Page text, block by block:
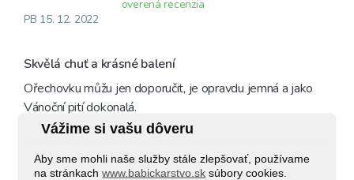
Vážime si vašu dôveru
Aby sme mohli naše služby stále zlepšovať, používame
na stránkachwww.babickarstvo.sk súbory cookies.
overená recenzia
PB 15. 12. 2022
Skvělá chuť a krásné balení
Ořechovku můžu jen doporučit, je opravdu jemná a jako
Vánoční pití dokonalá.